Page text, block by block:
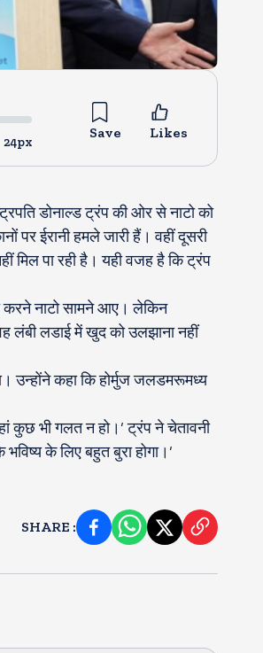
24px
Save Likes
डोनाल्ड ट्रंप की ओर से नाटो को
पर ईरानी हमले जारी हैं। वहीं दूसरी
मिल पा रही है। यही वजह है कि ट्रंप
करने नाटो सामने आए। लेकिन
लंबी लडाई में खुद को उलझाना नहीं
उन्होंने कहा कि होर्मुज जलडमरूमध्य
कुछ भी गलत न हो।’ ट्रंप ने चेतावनी
के लिए बहुत बुरा होगा।’
SHARE :